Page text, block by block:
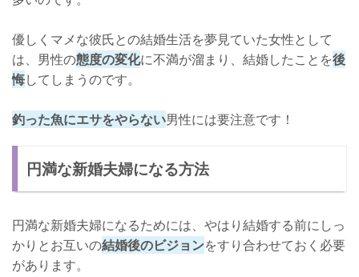
優しくマメな彼氏との結婚生活を夢見ていた女性として
は、男性の態度の変化に不満が溜まり、結婚したことを後
悔してしまうのです。
釣った魚にエサをやらない男性には要注意です！
円満な新婚夫婦になる方法
円満な新婚夫婦になるためには、やはり結婚する前にしっ
かりとお互いの結婚後のビジョンをすり合わせておく必要
があります。